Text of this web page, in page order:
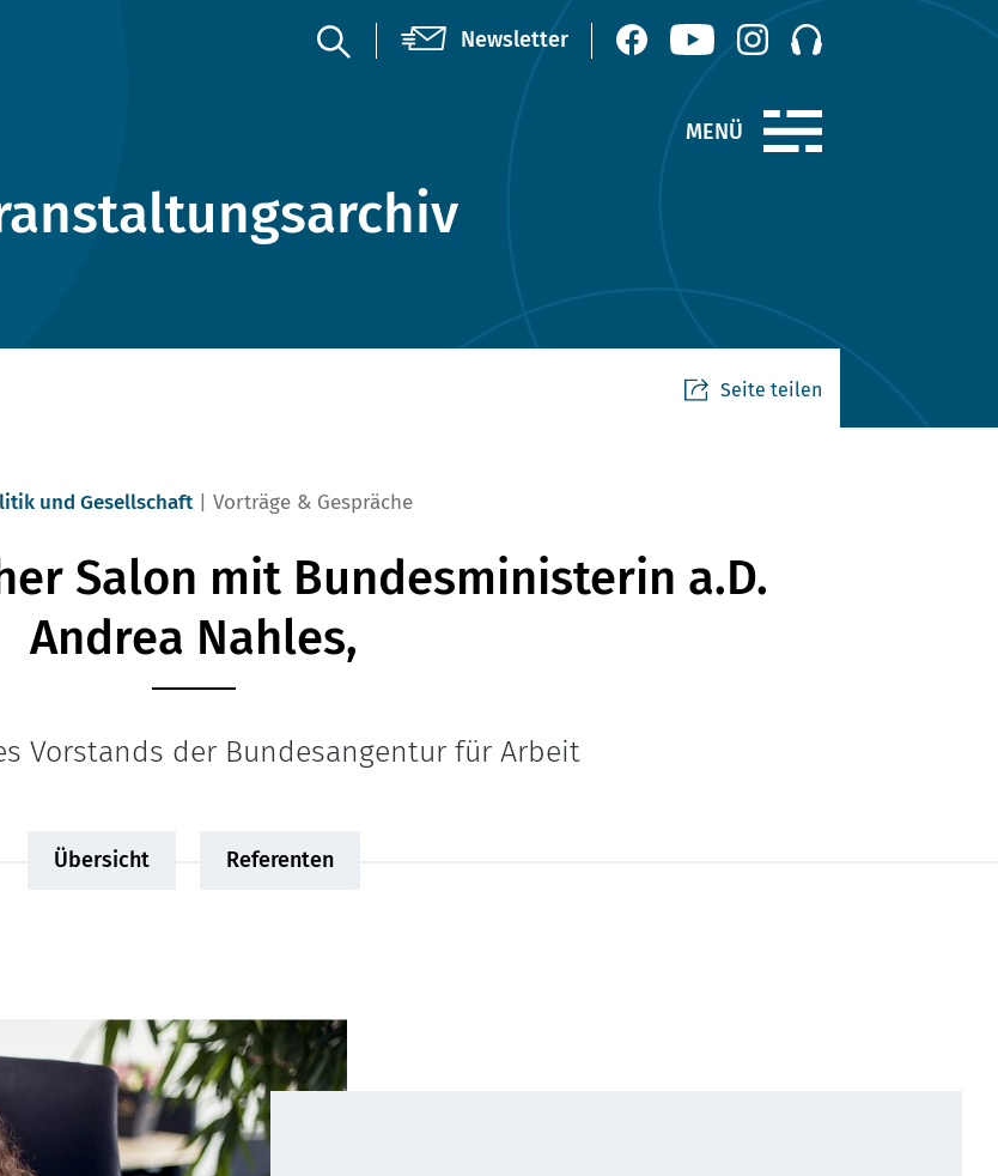
Seite teilen
und Gesellschaft Vorträge & Gespräche
Salon mit Bundesministerin a.D.
Andrea Nahles,
Vorstands der Bundesangentur für Arbeit
Übersicht Referenten